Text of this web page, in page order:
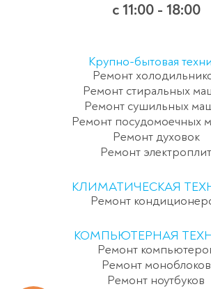
c 11:00 - 18:00
Крупно-бытовая
Ремонт
Ремонт стиральных
Ремонт сушильных
Ремонт посудомоечных
Ремонт духовок
Ремонт электроплит
КЛИМАТИЧЕСКАЯ
Ремонт
КОМПЬЮТЕРНАЯ
Ремонт
Ремонт моноблоков
Ремонт ноутбуков